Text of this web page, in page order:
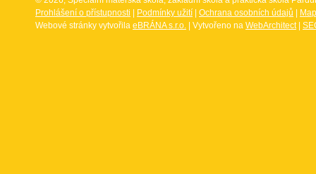
Prohlášení o přístupnosti
Podmínky užití Ochrana osobních údajů
Webové stránky vytvořila eBRÁNA s.r.o. | Vytvořeno na WebArchitect|